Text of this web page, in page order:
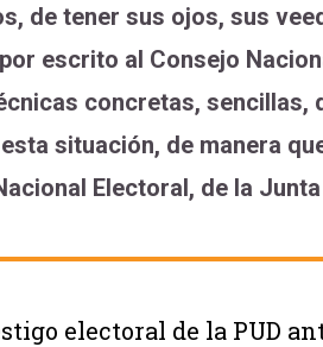
de tener sus ojos, sus
escrito al Consejo
concretas, sencillas,
situación, de manera
Electoral, de la
electoral de la PUD